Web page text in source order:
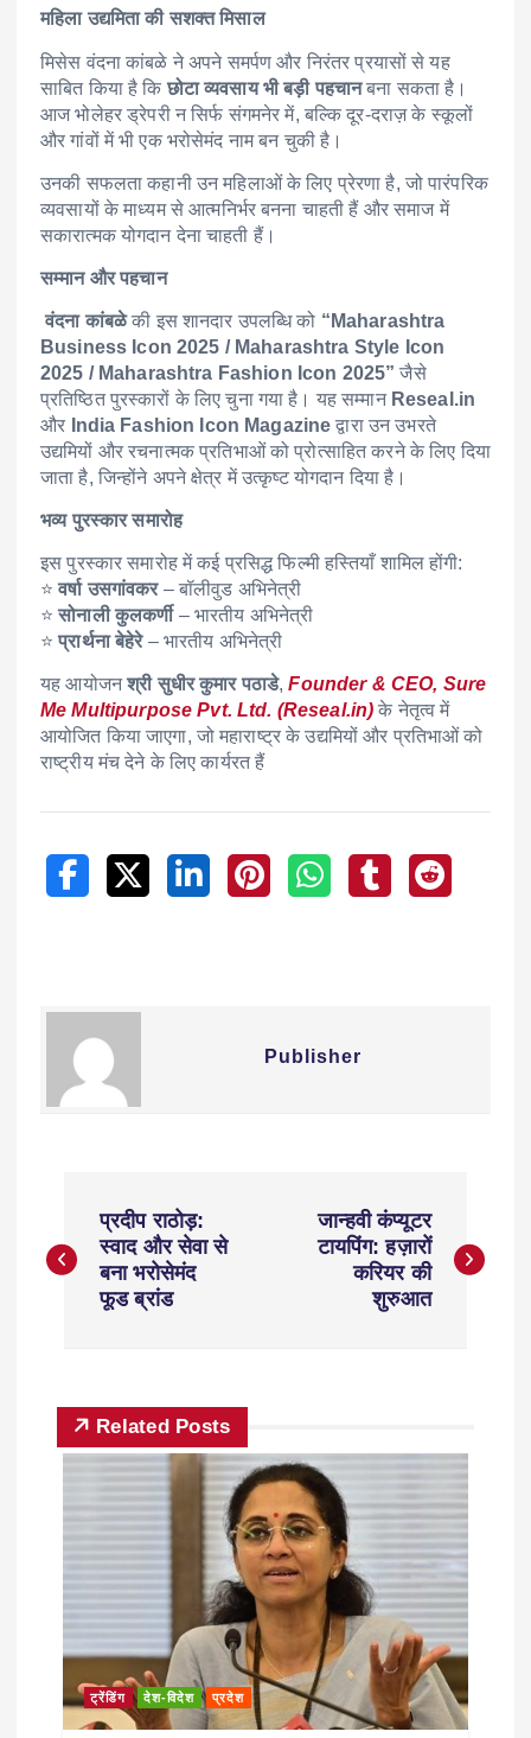
महिला उद्यमिता की सशक्त मिसाल
मिसेस वंदना कांबळे ने अपने समर्पण और निरंतर प्रयासों से यह
साबित किया है किछोटा व्यवसाय भी बड़ी पहचानबना सकता है।
आज भोलेहर ड्रेपरी न सिर्फ संगमनेर में, बल्कि दूर-दराज़ के स्कूलों
और गांवों में भी एक भरोसेमंद नाम बन चुकी है।
उनकी सफलता कहानी उन महिलाओं के लिए प्रेरणा है, जो पारंपरिक
व्यवसायों के माध्यम से आत्मनिर्भर बनना चाहती हैं और समाज में
सकारात्मक योगदान देना चाहती हैं।
सम्मान और पहचान
वंदना कांबळेकी इस शानदार उपलब्धि को “Maharashtra
Business Icon 2025 / Maharashtra Style Icon
2025 / Maharashtra Fashion Icon 2025” जैसे
प्रतिष्ठित पुरस्कारों के लिए चुना गया है। यह सम्मान Reseal.in
और India Fashion Icon Magazine द्वारा उन उभरते
उद्यमियों और रचनात्मक प्रतिभाओं को प्रोत्साहित करने के लिए दिया
जाता है, जिन्होंने अपने क्षेत्र में उत्कृष्ट योगदान दिया है।
भव्य पुरस्कार समारोह
इस पुरस्कार समारोह में कई प्रसिद्ध फिल्मी हस्तियाँ शामिल होंगी:
⭐वर्षा उसगांवकर– बॉलीवुड अभिनेत्री
⭐सोनाली कुलकर्णी– भारतीय अभिनेत्री
⭐प्रार्थना बेहेरे– भारतीय अभिनेत्री
यह आयोजनश्री सुधीर कुमार पठाडे,Founder & CEO, Sure
Me Multipurpose Pvt. Ltd. (Reseal.in) के नेतृत्व में
आयोजित किया जाएगा, जो महाराष्ट्र के उद्यमियों और प्रतिभाओं को
राष्ट्रीय मंच देने के लिए कार्यरत हैं
Publisher
प्रदीप राठोड़:
स्वाद और सेवा से
बना भरोसेमंद
फूड ब्रांड
जान्हवी कंप्यूटर
टायपिंग: हज़ारों
करियर की
शुरुआत
Related Posts
ट्रेंडिंग देश-विदेश प्रदेश